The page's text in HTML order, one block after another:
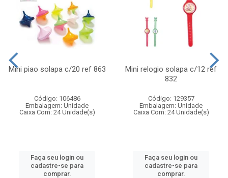
Mini piao solapa c/20 ref 863
Código: 106486
Embalagem: Unidade
Caixa Com: 24 Unidade(s)
Faça seu login ou
cadastre-se para
comprar.
Mini relogio solapa c/12 ref
832
Código: 129357
Embalagem: Unidade
Caixa Com: 24 Unidade(s)
Faça seu login ou
cadastre-se para
comprar.